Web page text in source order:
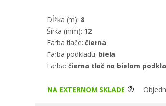
Dĺžka (m): 8
Šírka (mm): 12
Farba tlače: čierna
Farba podkladu: biela
Farba: čierna tlač na bielom
NA EXTERNOM SKLADE